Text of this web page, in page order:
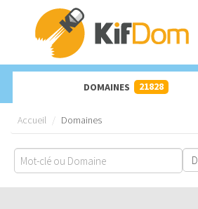
DOMAINES 21828
Accueil Domaines